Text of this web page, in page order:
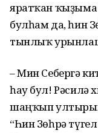
яратҡан ҡыҙыма
булһам да, һин
тынлыҡ
– Мин Себергә
һау бул! Рәсилә
шаңҡып
“Һин Зөһрә